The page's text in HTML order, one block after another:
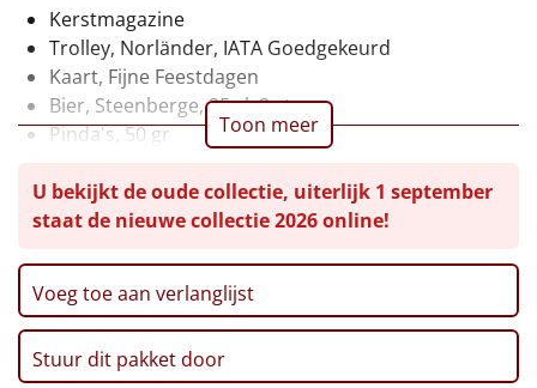
Goedkope
Uniek
Artikel
Hitster NIEUW
Pizzarette
Tas
Kerstmagazine
Trolley, Norländer, IATA Goedgekeurd
Kaart, Fijne Feestdagen
Bier, Steenberge, 25 cl, 2 st
Pinda's, 50 gr
Sultana, 3-pack, 43 gr
Twix, 50 gr
Pannenkoekenmix, 400 gr
Speculoos Koekjes, 25 gr
Verpakt in een feestelijke kerstdoos, 55 x 35 x 24 cm
Toon meer
U bekijkt de oude collectie, uiterlijk 1 september
staat de nieuwe collectie 2026 online!
Voeg toe aan verlanglijst
Stuur dit pakket door